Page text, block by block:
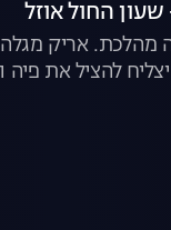
אריק
להציל את